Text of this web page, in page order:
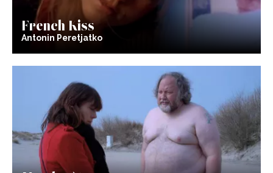
French Kiss
Antonin Peretjatko